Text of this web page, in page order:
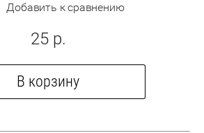
Добавить к сравнению
25р.
В корзину